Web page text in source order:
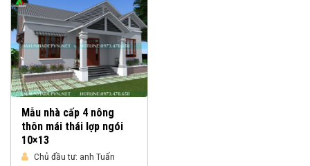
Mẫu nhà cấp 4 nông
thôn mái thái lợp ngói
10×13
Chủ đầu tư: anh Tuấn